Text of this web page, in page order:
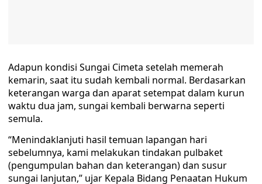
Adapun kondisi Sungai Cimeta setelah memerah
kemarin, saat itu sudah kembali normal. Berdasarkan
keterangan warga dan aparat setempat dalam kurun
waktu dua jam, sungai kembali berwarna seperti
semula.
“Menindaklanjuti hasil temuan lapangan hari
sebelumnya, kami melakukan tindakan pulbaket
(pengumpulan bahan dan keterangan) dan susur
sungai lanjutan,” ujar Kepala Bidang Penaatan Hukum